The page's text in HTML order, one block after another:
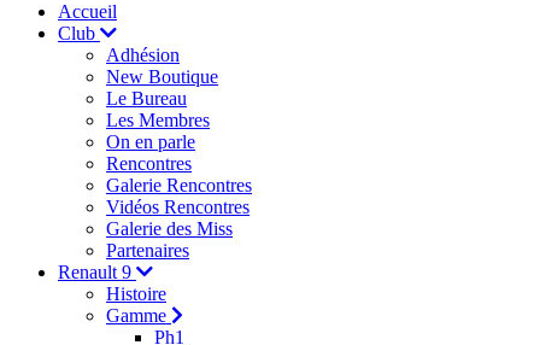
Accueil
Club
Adhésion
New Boutique
Le Bureau
Les Membres
On en parle
Rencontres
Galerie Rencontres
Vidéos Rencontres
Galerie des Miss
Partenaires
Renault 9
Histoire
Gamme
Ph1